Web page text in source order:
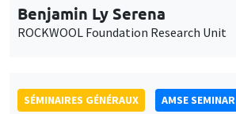
Benjamin Ly Serena
ROCKWOOL Foundation Research Unit
SÉMINAIRES GÉNÉRAUX
AMSE SEMINAR